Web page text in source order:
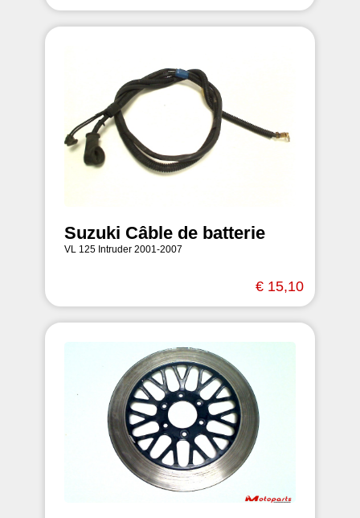
Suzuki Câble de batterie
VL 125 Intruder 2001-2007
€ 15,10